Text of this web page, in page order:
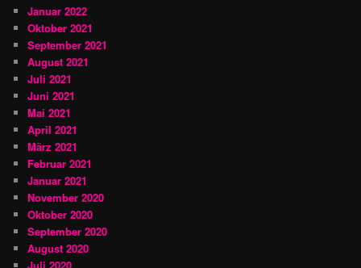
Januar 2022
Oktober 2021
September 2021
August 2021
Juli 2021
Juni 2021
Mai 2021
April 2021
März 2021
Februar 2021
Januar 2021
November 2020
Oktober 2020
September 2020
August 2020